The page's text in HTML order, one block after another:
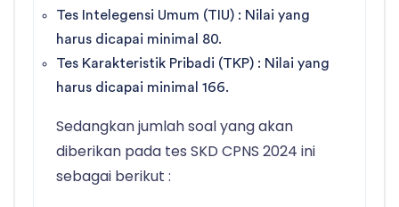
Tes Intelegensi Umum (TIU) : Nilai yang
harus dicapai minimal 80.
Tes Karakteristik Pribadi (TKP) : Nilai yang
harus dicapai minimal 166.
Sedangkan jumlah soal yang akan
diberikan pada tes SKD CPNS 2024 ini
sebagai berikut :